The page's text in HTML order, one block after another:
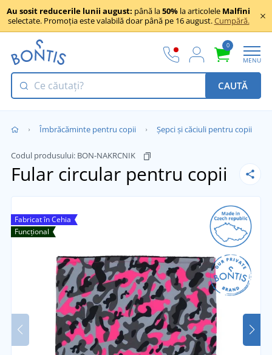
Au sosit reducerile lunii august: până la50% la articolele Malfini
selectate. Promoția este valabilă doar până pe 16 august.Cumpără.
0
MENU
CAUTĂ
Îmbrăcăminte pentru copii Șepci și căciuli pentru copii
Codul produsului: BON-NAKRCNIK
Fular circular pentru copii
Fabricat în Cehia
Funcțional